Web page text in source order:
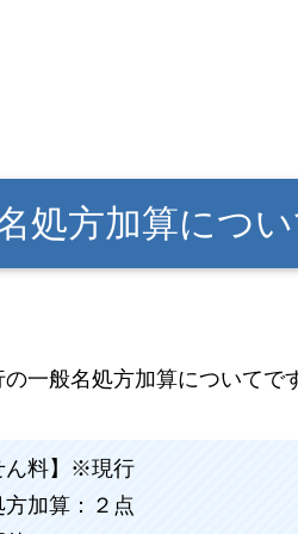
処方加算につ
の一般名処方加算についてで
ん料】※現行
加算：２点